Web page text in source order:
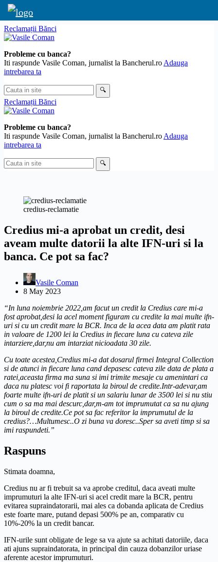
Skip
to
Reclamații Bănci
Probleme cu banca?
Iti raspunde Vasile Coman, jurnalist la Bancherul.ro Adauga
intrebarea ta
Cauta
in
site
🔍
Reclamații Bănci
Probleme cu banca?
Iti raspunde Vasile Coman, jurnalist la Bancherul.ro Adauga
intrebarea ta
Cauta
in
🔍
credius-reclamatie
Credius mi-a aprobat un credit, desi
aveam multe datorii la alte IFN-uri si la
banca. Ce pot sa fac?
Vasile Coman
8 May 2023
“In luna noiembrie 2022,am facut un credit la Credius care mi-a
fost aprobat,desi la acel moment figuram cu credite la mai multe ifn-
uri si cu un credit mare la BCR. Inca de la acea data am platit rata
in valoare de 1200 lei la Credius in fiecare luna cu cateva zile
intarziere,dar,nu am intarziat nicioadata 30 zile.
Cu toate acestea,Credius mi-a dat dosarul firmei Integral Collection
si de atunci in fiecare luna cand depasesc cateva zile data de plata a
ratei,aceasta firma ma suna si imi trimite mesaje cu amenintari ca
daca nu platesc voi fi raportata la biroul de credite.Intr-adevar,am
foarte multe ifn-uri de platit si un salariu lunar de 3500 lei si nu stiu
cum o sa ma mai descurc,dar,m-am tot imprumutat ca sa nu ajung
la biroul de credite.Ce pot sa fac referitor la imprumutul de la
credius?…Multumesc..O zi buna va doresc..Sper sa aveti timp si sa
imi raspundeti.”
Raspuns
Stimata doamna,
Credius nu ar fi trebuit sa va aprobe creditul, daca aveati multe
imprumuturi la alte IFN-uri si acel credit mare la BCR, pentru
evitarea supraindatorarii, mai ales ca dobanda aplicata de Credius
este foarte mare, putand depasi 500% pe an, comparativ cu
10%-20% la un credit bancar.
IFN-urile sunt obligate de lege sa va ajute sa achitati datoriile, daca
ati ajuns supraindatorata, in principal din cauza dobanzilor uriase
aferente acestor imprumuturi.